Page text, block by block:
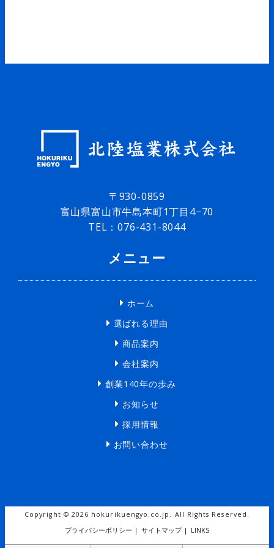
〒930-0859
富山県富山市牛島本町1丁目4−70
TEL：076-431-8044
メニュー
ホーム
選ばれる理由
商品案内
会社案内
創業140年の歩み
お知らせ
採用情報
お問い合わせ
Copyright © 2026 hokurikuengyo.co.jp. All Rights Reserved.
プライバシーポリシー | サイトマップ| LINKS